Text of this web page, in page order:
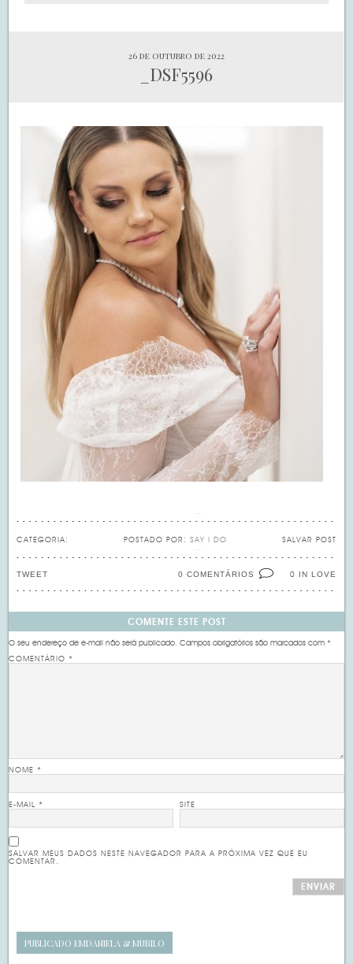
26 de outubro de 2022
_DSF5596
CATEGORIA: SALVAR POST
POSTADO POR: SAY I DO
0 IN LOVE
0 COMENTÁRIOS
TWEET
COMENTE ESTE POST
O seu endereço de e-mail não será publicado. Campos obrigatórios são marcados com*
COMENTÁRIO*
NOME*
E-MAIL* SITE
SALVAR MEUS DADOS NESTE NAVEGADOR PARA A PRÓXIMA VEZ QUE EU
COMENTAR.
PUBLICADO EMDANIELA & MURILO